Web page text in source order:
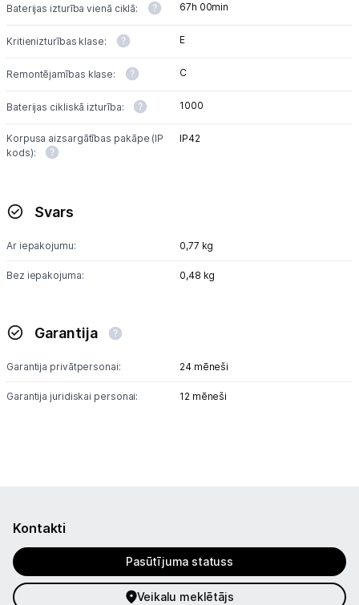
Baterijas izturība vienā ciklā: 67h 00min
Kritienizturības klase: E
Remontējamības klase: C
Baterijas cikliskā izturība: 1000
Korpusa aizsargātības pakāpe (IP
kods):
IP42
Svars
Ar iepakojumu: 0,77 kg
Bez iepakojuma: 0,48 kg
Garantija
Garantija privātpersonai: 24 mēneši
Garantija juridiskai personai: 12 mēneši
Kontakti
Pasūtījuma statuss
Veikalu meklētājs